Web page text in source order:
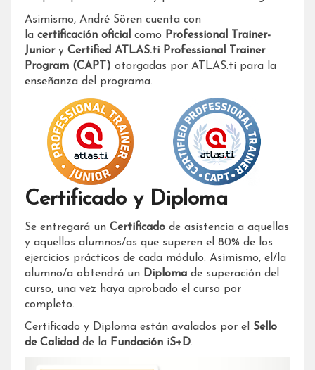
Asimismo, André Sören cuenta con
la certificación oficial como Professional Trainer-
Juniory Certified ATLAS.ti Professional Trainer
Program (CAPT) otorgadas por ATLAS.ti para la
enseñanza del programa.
Certificado y Diploma
Se entregará un Certificado de asistencia a aquellas
y aquellos alumnos/as que superen el 80% de los
ejercicios prácticos de cada módulo. Asimismo, el/la
alumno/a obtendrá un Diploma de superación del
curso, una vez haya aprobado el curso por
completo.
Certificado y Diploma están avalados por el Sello
de Calidad de la Fundación iS+D.